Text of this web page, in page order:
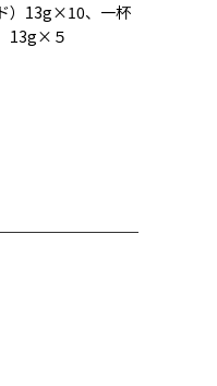
）13g×10、一杯
13g×５